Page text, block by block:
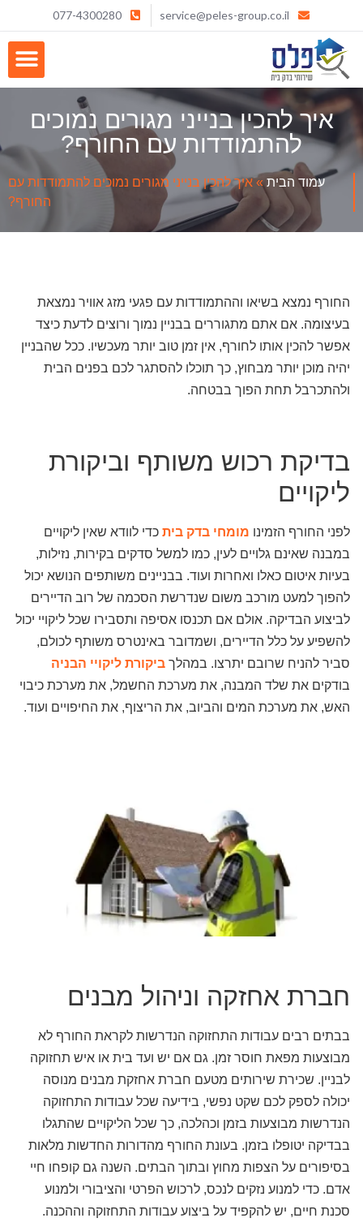
service@peles-group.co.il
077-4300280
איך להכין בנייני מגורים נמוכים
להתמודדות עם החורף?
עמוד הבית»איך להכין בנייני מגורים נמוכים להתמודדות עם
החורף?
החורף נמצא בשיאו וההתמודדות עם פגעי מזג אוויר נמצאת
בעיצומה. אם אתם מתגוררים בבניין נמוך ורוצים לדעת כיצד
אפשר להכין אותו לחורף, אין זמן טוב יותר מעכשיו. ככל שהבניין
יהיה מוכן יותר מבחוץ, כך תוכלו להסתגר לכם בפנים הבית
ולהתכרבל תחת הפוך בבטחה.
בדיקת רכוש משותף וביקורת
ליקויים
לפני החורף הזמינו מומחי בדק בית כדי לוודא שאין ליקויים
במבנה שאינם גלויים לעין, כמו למשל סדקים בקירות, נזילות,
בעיות איטום כאלו ואחרות ועוד. בבניינים משותפים הנושא יכול
להפוך למעט מורכב משום שנדרשת הסכמה של רוב הדיירים
לביצוע הבדיקה. אולם אם תכנסו אסיפה ותסבירו שכל ליקויי יכול
להשפיע על כלל הדיירים, ושמדובר באינטרס משותף לכולם,
סביר להניח שרובם יתרצו. במהלך ביקורת ליקויי הבניה
בודקים את שלד המבנה, את מערכת החשמל, את מערכת כיבוי
האש, את מערכת המים והביוב, את הריצוף, את החיפויים ועוד.
חברת אחזקה וניהול מבנים
בבתים רבים עבודות התחזוקה הנדרשות לקראת החורף לא
מבוצעות מפאת חוסר זמן. גם אם יש ועד בית או איש תחזוקה
לבניין. שכירת שירותים מטעם חברת אחזקת מבנים מנוסה
יכולה לספק לכם שקט נפשי, בידיעה שכל עבודות התחזוקה
הנדרשות מבוצעות בזמן וכהלכה, כך שכל הליקויים שהתגלו
בבדיקה יטופלו בזמן. בעונת החורף מהדורות החדשות מלאות
בסיפורים על הצפות מחוץ ובתוך הבתים. השנה גם קופחו חיי
אדם. כדי למנוע נזקים לנכס, לרכוש הפרטי והציבורי ולמנוע
סכנת חיים, יש להקפיד על ביצוע עבודות התחזוקה וההכנה.